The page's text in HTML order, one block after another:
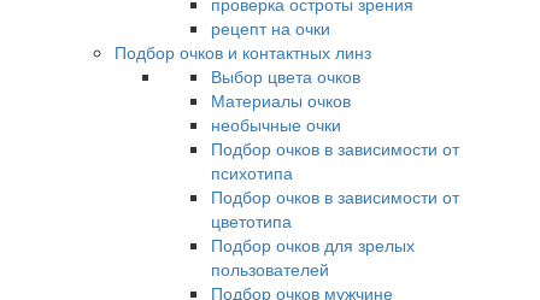
рецепт на очки
Подбор очков и контактных линз
Выбор цвета очков
Материалы очков
необычные очки
Подбор очков в зависимости от
психотипа
Подбор очков в зависимости от
цветотипа
Подбор очков для зрелых
пользователей
Подбор очков мужчине